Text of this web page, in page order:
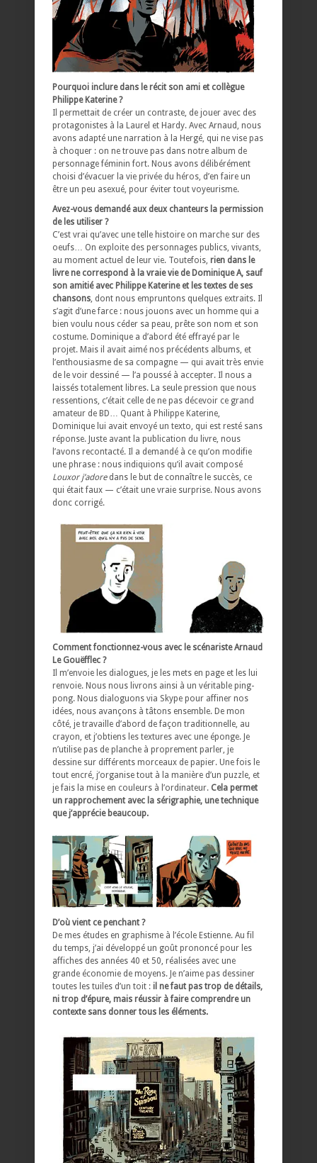
Pourquoi inclure dans le récit son ami et collègue
Philippe Katerine ?
Il permettait de créer un contraste, de jouer avec des
protagonistes à la Laurel et Hardy. Avec Arnaud, nous
avons adapté une narration à la Hergé, qui ne vise pas
à choquer : on ne trouve pas dans notre album de
personnage féminin fort. Nous avons délibérément
choisi d’évacuer la vie privée du héros, d’en faire un
être un peu asexué, pour éviter tout voyeurisme.
Avez-vous demandé aux deux chanteurs la permission
de les utiliser ?
C’est vrai qu’avec une telle histoire on marche sur des
oeufs… On exploite des personnages publics, vivants,
au moment actuel de leur vie. Toutefois, rien dans le
livre ne correspond à la vraie vie de Dominique A, sauf
son amitié avec Philippe Katerine et les textes de ses
chansons , dont nous empruntons quelques extraits. Il
s’agit d’une farce : nous jouons avec un homme qui a
bien voulu nous céder sa peau, prête son nom et son
costume. Dominique a d’abord été effrayé par le
projet. Mais il avait aimé nos précédents albums, et
l’enthousiasme de sa compagne — qui avait très envie
de le voir dessiné — l’a poussé à accepter. Il nous a
laissés totalement libres. La seule pression que nous
ressentions, c’était celle de ne pas décevoir ce grand
amateur de BD… Quant à Philippe Katerine,
Dominique lui avait envoyé un texto, qui est resté sans
réponse. Juste avant la publication du livre, nous
l’avons recontacté. Il a demandé à ce qu’on modifie
une phrase : nous indiquions qu’il avait composé
Louxor j’adoredans le but de connaître le succès, ce
qui était faux — c’était une vraie surprise. Nous avons
donc corrigé.
Comment fonctionnez-vous avec le scénariste Arnaud
Le Gouëfflec ?
Il m’envoie les dialogues, je les mets en page et les lui
renvoie. Nous nous livrons ainsi à un véritable ping-
pong. Nous dialoguons via Skype pour affiner nos
idées, nous avançons à tâtons ensemble. De mon
côté, je travaille d’abord de façon traditionnelle, au
crayon, et j’obtiens les textures avec une éponge. Je
n’utilise pas de planche à proprement parler, je
dessine sur différents morceaux de papier. Une fois le
tout encré, j’organise tout à la manière d’un puzzle, et
je fais la mise en couleurs à l’ordinateur. Cela permet
un rapprochement avec la sérigraphie, une technique
que j’apprécie beaucoup.
D’où vient ce penchant ?
De mes études en graphisme à l’école Estienne. Au fil
du temps, j’ai développé un goût prononcé pour les
affiches des années 40 et 50, réalisées avec une
grande économie de moyens. Je n’aime pas dessiner
toutes les tuiles d’un toit : il ne faut pas trop de détails,
ni trop d’épure, mais réussir à faire comprendre un
contexte sans donner tous les éléments.